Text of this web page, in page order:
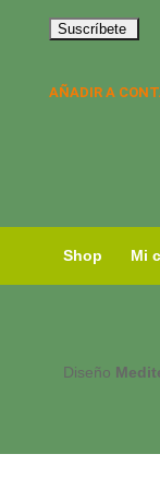
AÑADIR A
Shop Mi
Diseño